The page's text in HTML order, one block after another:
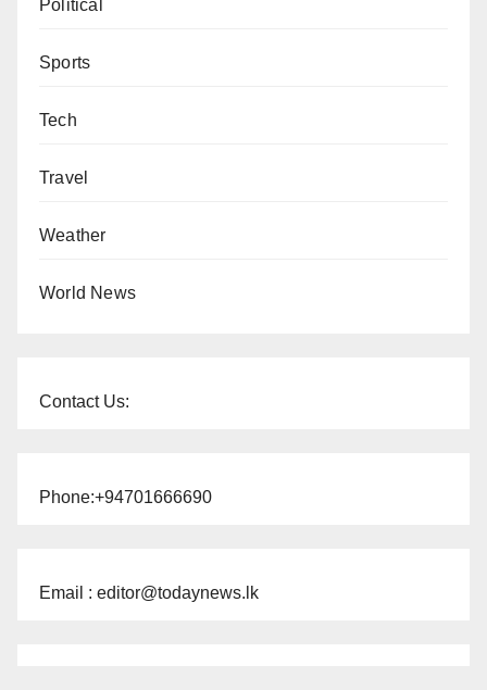
Political
Sports
Tech
Travel
Weather
World News
Contact Us:
Phone:+94701666690
Email : editor@todaynews.lk